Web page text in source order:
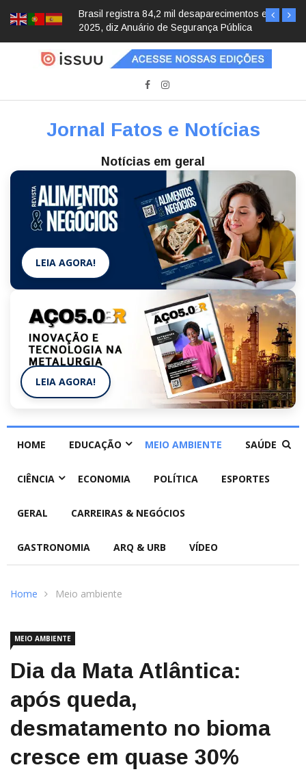
Brasil registra 84,2 mil desaparecimentos em
2025, diz Anuário de Segurança Pública
Jornal Fatos e Notícias
Notícias em geral
LEIA AGORA!
LEIA AGORA!
HOME EDUCAÇÃO MEIO AMBIENTE SAÚDE
CIÊNCIA ECONOMIA POLÍTICA ESPORTES
GERAL CARREIRAS & NEGÓCIOS
GASTRONOMIA ARQ & URB VÍDEO
Home Meio ambiente
MEIO AMBIENTE
Dia da Mata Atlântica:
após queda,
desmatamento no bioma
cresce em quase 30%